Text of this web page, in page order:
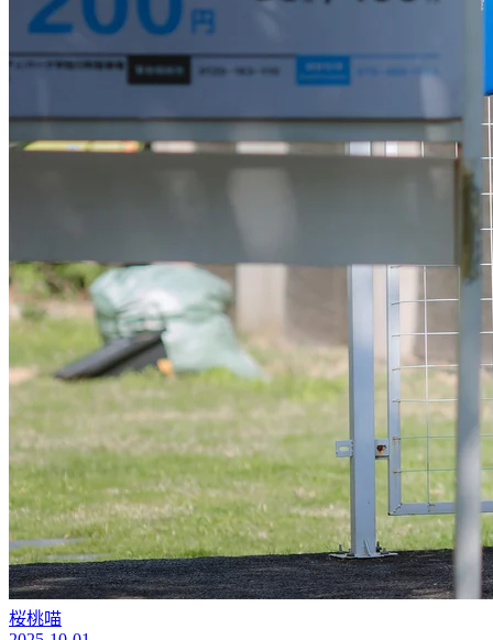
桜桃喵